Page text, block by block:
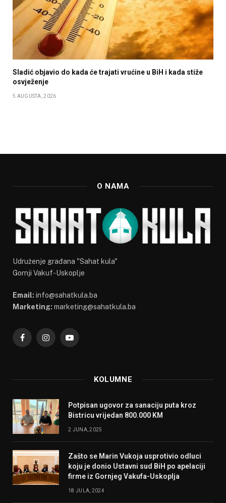
Sladić objavio do kada će trajati vrućine u BiH i kada stiže
osvježenje
5 AUGUSTA, 2026
O NAMA
Udruženje građana "Sahat kula"
Gornji Vakuf-Uskoplje
Email: info@sahatkula.ba
Marketing: marketing@sahatkula.ba
FacebookInstagramYouTube
KOLUMNE
Potpisan ugovor za sanaciju puta kroz
Bistricu vrijedan 800.000 KM
2 JUNA, 2025
Zašto se Marin Vukoja usprotivio odluci
koju je donio Ustavni sud BiH po apelaciji
firme iz Gornjeg Vakufa-Uskoplja
18 JULA, 2024